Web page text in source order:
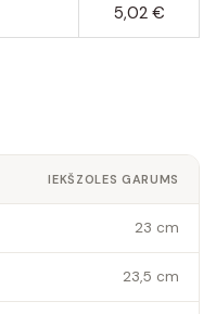
5,02 €
IEKŠZOLES GARUMS
23 cm
23,5 cm